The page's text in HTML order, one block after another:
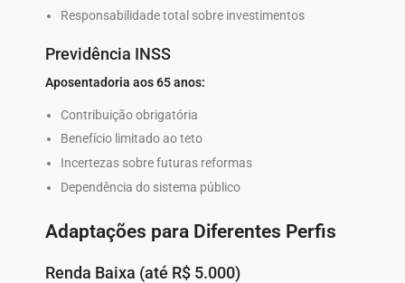
Responsabilidade total sobre investimentos
Previdência INSS
Aposentadoria aos 65 anos:
Contribuição obrigatória
Benefício limitado ao teto
Incertezas sobre futuras reformas
Dependência do sistema público
Adaptações para Diferentes Perfis
Renda Baixa (até R$ 5.000)